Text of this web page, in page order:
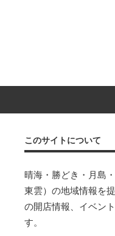
このサイトについて
晴海・勝どき・月島
東雲）の地域情報を
の開店情報、イベン
す。